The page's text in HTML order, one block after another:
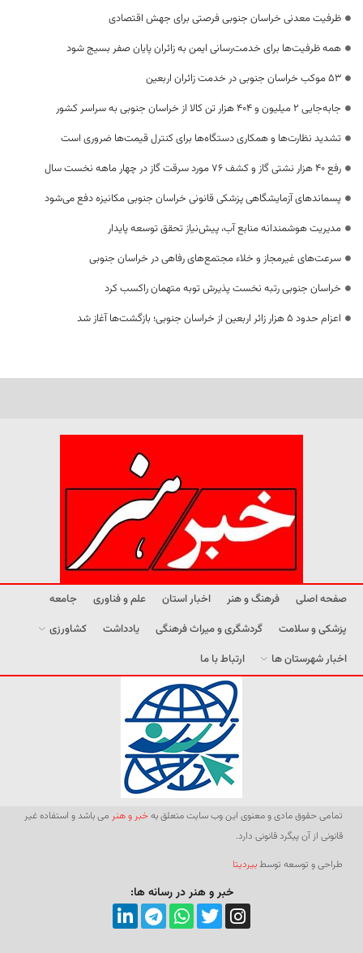
ظرفیت معدنی خراسان جنوبی فرصتی برای جهش اقتصادی
همه ظرفیت‌ها برای خدمت‌رسانی ایمن به زائران پایان صفر بسیج شود
53 موکب خراسان جنوبی در خدمت زائران اربعین
جابه‌جایی 2 میلیون و 404 هزار تن کالا از خراسان جنوبی به سراسر کشور
تشدید نظارت‌ها و همکاری دستگاه‌ها برای کنترل قیمت‌ها ضروری است
رفع 40 هزار نشتی گاز و کشف 76 مورد سرقت گاز در چهار ماهه نخست سال
پسماندهای آزمایشگاهی پزشکی قانونی خراسان جنوبی مکانیزه دفع می‌شود
مدیریت هوشمندانه منابع آب، پیش‌نیاز تحقق توسعه پایدار
سرعت‌های غیرمجاز و خلاء مجتمع‌های رفاهی در خراسان جنوبی
خراسان جنوبی رتبه نخست پذیرش توبه متهمان راکسب کرد
اعزام حدود 5 هزار زائر اربعین از خراسان جنوبی؛ بازگشت‌ها آغاز شد
صفحه اصلی فرهنگ و هنر اخبار استان علم و فناوری
جامعه
پزشکی و سلامت
گردشگری و میراث فرهنگی یادداشت
کشاورزی
اخبار شهرستان ها
ارتباط با ما
تمامی حقوق مادی و معنوی این وب سایت متعلق بهخبر و هنر می باشد و استفاده غیر
قانونی از آن پیگرد قانونی دارد.
طراحی و توسعه توسطبیردیتا
خبر و هنر در رسانه ها: